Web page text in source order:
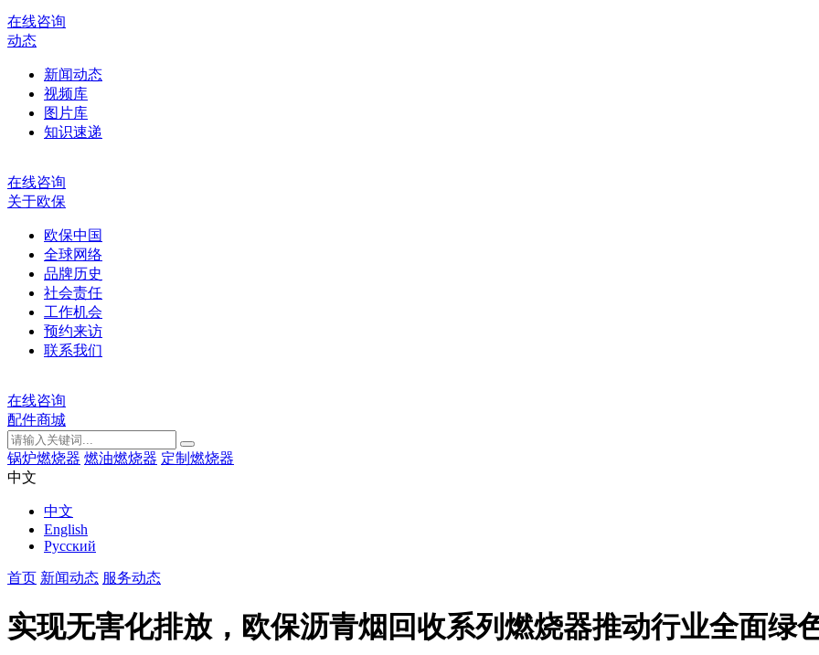
在线咨询
动态
新闻动态
视频库
图片库
知识速递
在线咨询
关于欧保
欧保中国
全球网络
品牌历史
社会责任
工作机会
预约来访
联系我们
在线咨询
配件商城
锅炉燃烧器 燃油燃烧器 定制燃烧器
中文
中文
English
Русский
首页 新闻动态 服务动态
实现无害化排放，欧保沥青烟回收系列燃烧器推动行业全面绿